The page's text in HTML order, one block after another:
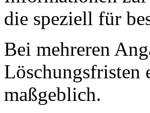
die speziell für
Bei mehreren
Löschungsfristen
maßgeblich.